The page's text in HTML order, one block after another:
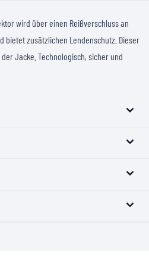
wird über einen Reißverschluss an
bietet zusätzlichen Lendenschutz. Dieser
Jacke. Technologisch, sicher und